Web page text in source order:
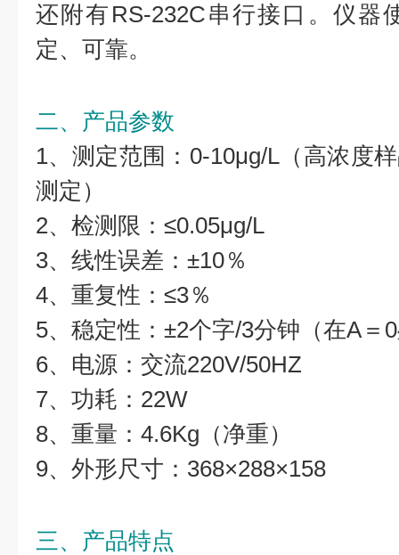
还附有RS-232C串行接口。仪器
定、可靠。
二、产品参数
1、测定范围：0-10μg/L（高浓度
测定）
2、检测限：≤0.05μg/L
3、线性误差：±10％
4、重复性：≤3％
5、稳定性：±2个字/3分钟（在A＝
6、电源：交流220V/50HZ
7、功耗：22W
8、重量：4.6Kg（净重）
9、外形尺寸：368×288×158
三、产品特点